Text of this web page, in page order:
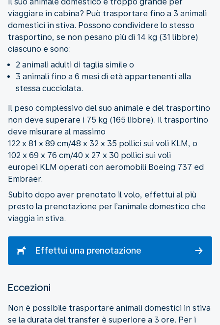
viaggiare in cabina? Può trasportare fino a 3 animali
domestici in stiva. Possono condividere lo stesso
trasportino, se non pesano più di 14 kg (31 libbre)
ciascuno e sono:
2 animali adulti di taglia simile o
3 animali fino a 6 mesi di età appartenenti alla
stessa cucciolata.
Il peso complessivo del suo animale e del trasportino
non deve superare i 75 kg (165 libbre). Il trasportino
deve misurare al massimo
122 x 81 x 89 cm/48 x 32 x 35 pollici sui voli KLM, o
102 x 69 x 76 cm/40 x 27 x 30 pollici sui voli
europei KLM operati con aeromobili Boeing 737 ed
Embraer.
Subito dopo aver prenotato il volo, effettui al più
presto la prenotazione per l’animale domestico che
viaggia in stiva.
Effettui una prenotazione
Eccezioni
Non è possibile trasportare animali domestici in stiva
se la durata del transfer è superiore a 3 ore. Per i